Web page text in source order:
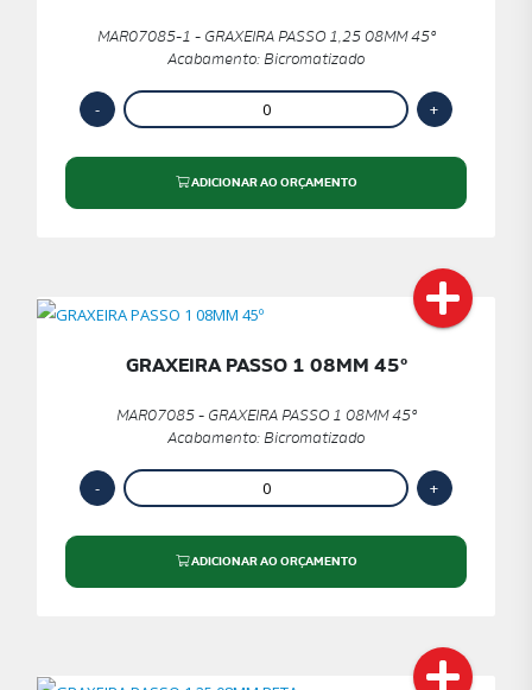
MAR07085-1 - GRAXEIRA PASSO 1,25 08MM 45º
Acabamento: Bicromatizado
ADICIONAR AO ORÇAMENTO
GRAXEIRA PASSO 1 08MM 45º
MAR07085 - GRAXEIRA PASSO 1 08MM 45º
Acabamento: Bicromatizado
ADICIONAR AO ORÇAMENTO